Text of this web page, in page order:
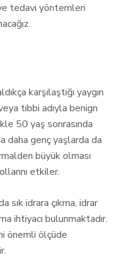
tedavi yöntemleri
karşılaştığı yaygın
tıbbi adıyla benign
50 yaş sonrasında
daha genç yaşlarda da
büyük olması
etkiler.
sık idrara çıkma, idrar
ihtiyacı bulunmaktadır.
önemli ölçüde